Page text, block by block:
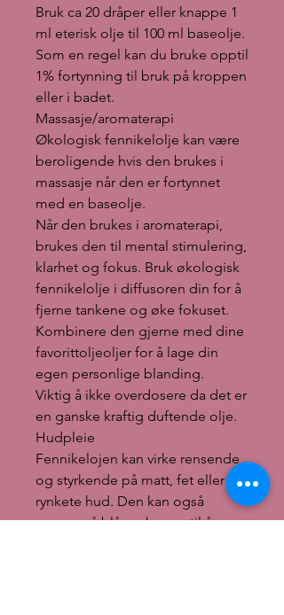
Bruk ca 20 dråper eller knappe 1
ml eterisk olje til 100 ml baseolje.
Som en regel kan du bruke opptil
1% fortynning til bruk på kroppen
eller i badet.
Massasje/aromaterapi
Økologisk fennikelolje kan være
beroligende hvis den brukes i
massasje når den er fortynnet
med en baseolje.
Når den brukes i aromaterapi,
brukes den til mental stimulering,
klarhet og fokus. Bruk økologisk
fennikelolje i diffusoren din for å
fjerne tankene og øke fokuset.
Kombinere den gjerne med dine
favorittoljeoljer for å lage din
egen personlige blanding.
Viktig å ikke overdosere da det er
en ganske kraftig duftende olje.
Hudpleie
Fennikelojen kan virke rensende
og styrkende på matt, fet eller
rynkete hud. Den kan også
prøves på blåmerker og til å